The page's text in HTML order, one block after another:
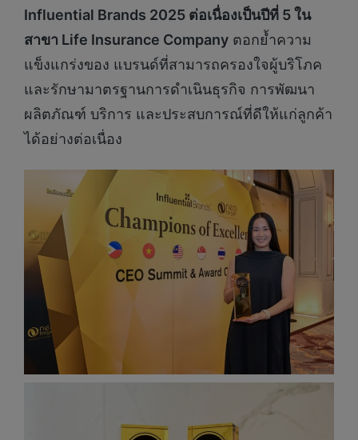
Influential Brands 2025 ต่อเนื่องเป็นปีที่ 5 ใน
สาขา Life Insurance Company ตอกย้ำความ
แข็งแกร่งของ แบรนด์ที่สามารถครองใจผู้บริโภค
และรักษามาตรฐานการดำเนินธุรกิจ การพัฒนา
ผลิตภัณฑ์ บริการ และประสบการณ์ที่ดีให้แก่ลูกค้า
ได้อย่างต่อเนื่อง